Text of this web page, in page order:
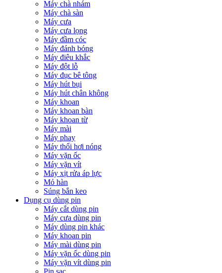
Máy chà nhám
Máy chà sàn
Máy cưa
Máy cưa lọng
Máy đầm cóc
Máy đánh bóng
Máy điêu khắc
Máy đột lỗ
Máy đục bê tông
Máy hút bụi
Máy hút chân không
Máy khoan
Máy khoan bàn
Máy khoan từ
Máy mài
Máy phay
Máy thổi hơi nóng
Máy vặn ốc
Máy vặn vít
Máy xịt rửa áp lực
Mỏ hàn
Súng bắn keo
Dụng cụ dùng pin
Máy cắt dùng pin
Máy cưa dùng pin
Máy dùng pin khác
Máy khoan pin
Máy mài dùng pin
Máy vặn ốc dùng pin
Máy vặn vít dùng pin
Pin sạc